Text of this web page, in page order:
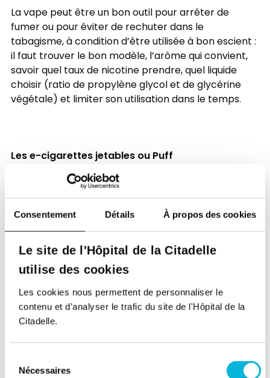
Consentement Détails À propos des cookies
Le site de l'Hôpital de la Citadelle
utilise des cookies
Les cookies nous permettent de personnaliser le
contenu et d’analyser le trafic du site de l'Hôpital de la
Citadelle.
Nécessaires
La vape peut être un bon outil pour arrêter de
fumer ou pour éviter de rechuter dans le
tabagisme, à condition d’être utilisée à bon escient :
il faut trouver le bon modèle, l’arôme qui convient,
savoir quel taux de nicotine prendre, quel liquide
choisir (ratio de propylène glycol et de glycérine
végétale) et limiter son utilisation dans le temps.
Les e-cigarettes jetables ou Puff
Cette dernière génération de e-cigarettes
électroniques est apparue aux États-Unis en 2019.
Ces dispositifs compacts sont pré-remplis et prêts
à l’emploi. Ils peuvent contenir jusqu’à 20 mg/ml
Leur promotion sur les réseaux sociaux via des
influenceurs, dont Tiktok (utilisé surtout par les ados
et pré-ados), leur prix démocratique, leur facilité
d’utilisation, leur design tendance et la panoplie
d’arômes très attractifs (barbe à papa, bubble
mode chez les jeunes, totalement inconscients des
risques. Et c’est là tout le problème.